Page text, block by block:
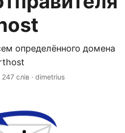
определённого домена
247 слів · dimetrius